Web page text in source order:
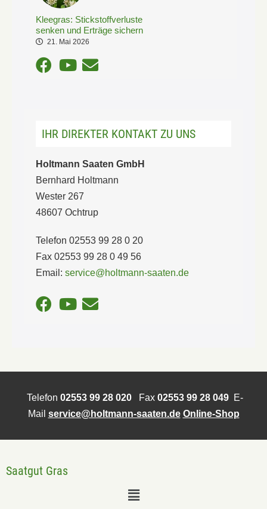
Kleegras: Stickstoffverluste
senken und Erträge sichern
21. Mai 2026
IHR DIREKTER KONTAKT ZU UNS
Holtmann Saaten GmbH
Bernhard Holtmann
Wester 267
48607 Ochtrup
Telefon 02553 99 28 0 20
Fax 02553 99 28 0 49 56
Email: service@holtmann-saaten.de
Telefon 02553 99 28 020Fax 02553 99 28 049E-
Mail service@holtmann-saaten.de Online-Shop
Saatgut Gras